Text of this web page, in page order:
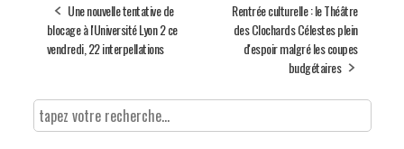
Une nouvelle tentative de
blocage à l'Université Lyon 2 ce
vendredi, 22 interpellations
Rentrée culturelle : le Théâtre
des Clochards Célestes plein
d'espoir malgré les coupes
budgétaires